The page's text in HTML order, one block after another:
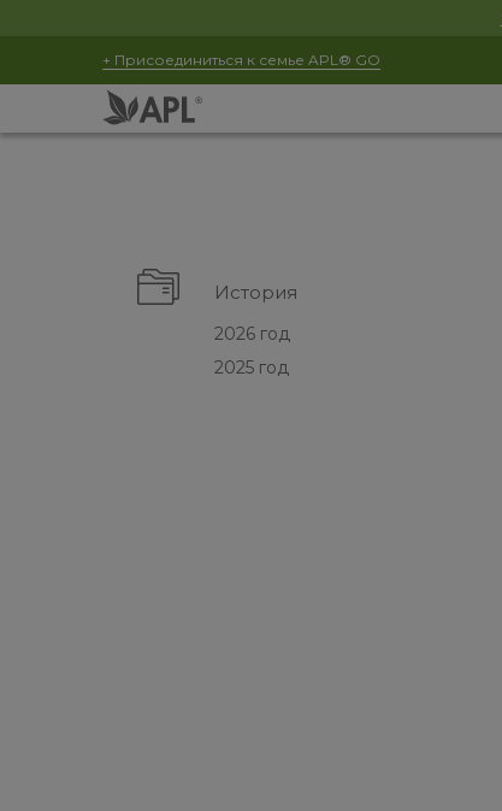
+ Присоединиться к семье APL® GO
История
2026 год
2025 год